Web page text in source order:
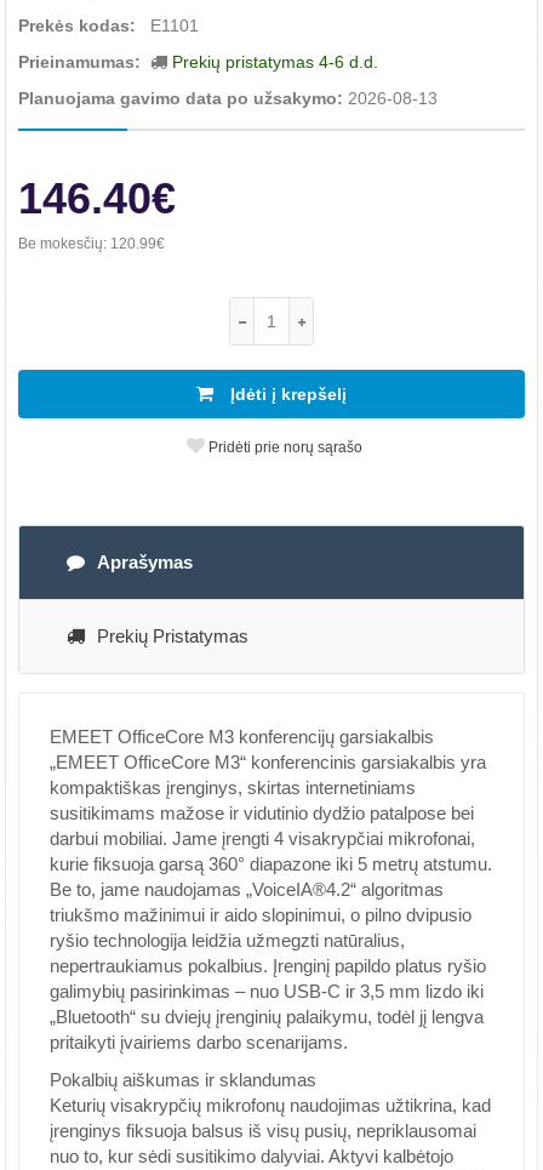
Prekės kodas:
E1101
Prieinamumas:
Prekių pristatymas 4-6 d.d.
Planuojama gavimo data po užsakymo: 2026-08-13
146.40€
Be mokesčių: 120.99€
Įdėti į krepšelį
Pridėti prie norų sąrašo
Aprašymas
Prekių Pristatymas
EMEET OfficeCore M3 konferencijų garsiakalbis
„EMEET OfficeCore M3“ konferencinis garsiakalbis yra
kompaktiškas įrenginys, skirtas internetiniams
susitikimams mažose ir vidutinio dydžio patalpose bei
darbui mobiliai. Jame įrengti 4 visakrypčiai mikrofonai,
kurie fiksuoja garsą 360° diapazone iki 5 metrų atstumu.
Be to, jame naudojamas „VoiceIA®4.2“ algoritmas
triukšmo mažinimui ir aido slopinimui, o pilno dvipusio
ryšio technologija leidžia užmegzti natūralius,
nepertraukiamus pokalbius. Įrenginį papildo platus ryšio
galimybių pasirinkimas – nuo USB-C ir 3,5 mm lizdo iki
„Bluetooth“ su dviejų įrenginių palaikymu, todėl jį lengva
pritaikyti įvairiems darbo scenarijams.
Pokalbių aiškumas ir sklandumas
Keturių visakrypčių mikrofonų naudojimas užtikrina, kad
įrenginys fiksuoja balsus iš visų pusių, nepriklausomai
nuo to, kur sėdi susitikimo dalyviai. Aktyvi kalbėtojo